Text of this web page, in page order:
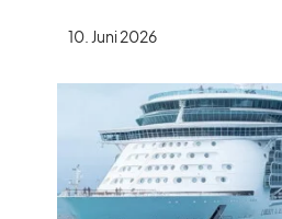
10. Juni 2026